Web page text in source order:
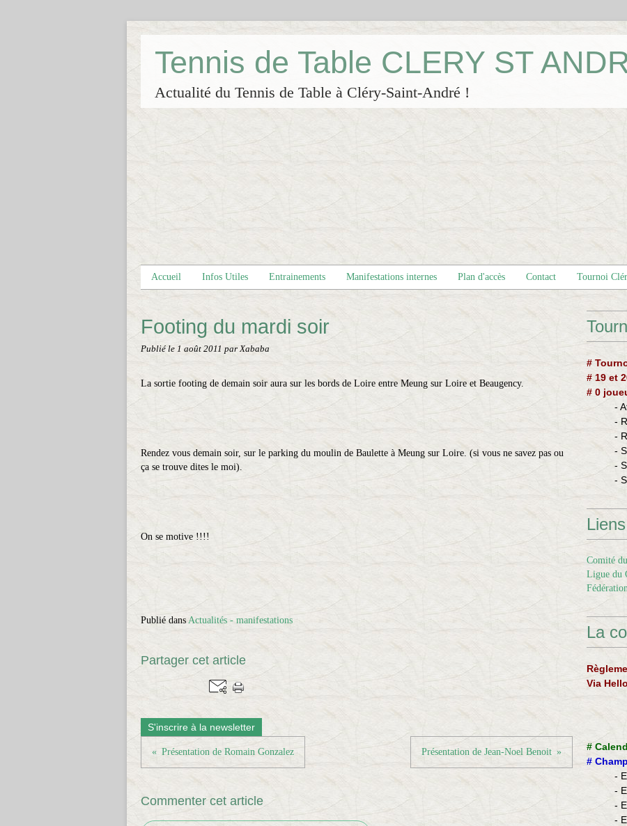
Tennis de Table CLERY ST
Actualité du Tennis de Table à Cléry-Saint-André !
Accueil Infos Utiles Entrainements Manifestations internes Plan d'accès Contact Tournoi
Footing du mardi soir
Publié le 1 août 2011 par Xababa
La sortie footing de demain soir aura sur les bords de Loire entre Meung sur Loire et Beaugency.
Rendez vous demain soir, sur le parking du moulin de Baulette à Meung sur Loire. (si vous ne savez pas ou
ça se trouve dites le moi).
On se motive !!!!
Publié dans Actualités - manifestations
Partager cet article
S'inscrire à la newsletter
Présentation de Romain Gonzalez Présentation de Jean-Noel Benoit
Commenter cet article
#
# 19 et
# 0
-
-
-
-
-
-
Liens
Comité
Ligue du
La
Via
#
#
-
-
-
-